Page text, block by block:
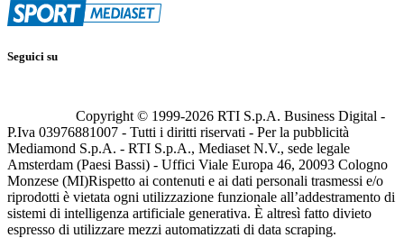
Seguici su
Copyright © 1999-2026 RTI S.p.A. Business Digital -
P.Iva 03976881007 - Tutti i diritti riservati - Per la pubblicità
Mediamond S.p.A. - RTI S.p.A., Mediaset N.V., sede legale
Amsterdam (Paesi Bassi) - Uffici Viale Europa 46, 20093 Cologno
Monzese (MI)Rispetto ai contenuti e ai dati personali trasmessi e/o
riprodotti è vietata ogni utilizzazione funzionale all’addestramento di
sistemi di intelligenza artificiale generativa. È altresì fatto divieto
espresso di utilizzare mezzi automatizzati di data scraping.